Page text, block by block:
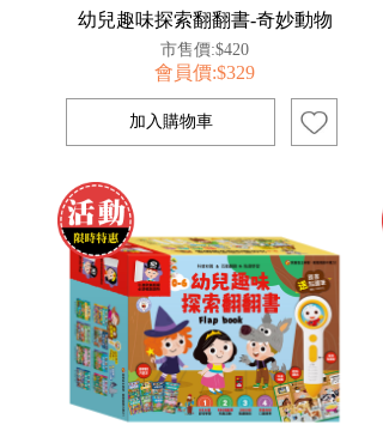
幼兒趣味探索翻翻書-奇妙動物
市售價:$420
會員價:$329